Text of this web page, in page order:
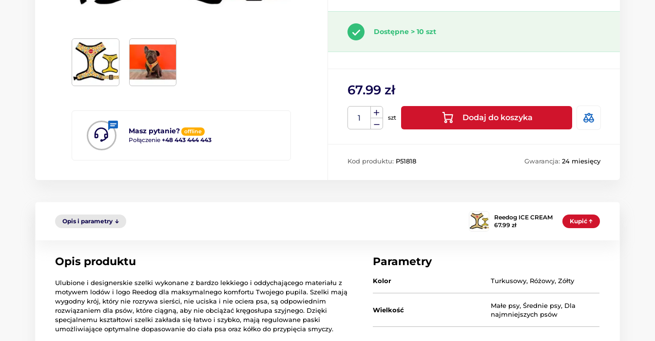
Masz pytanie? offline
Połączenie +48 443 444 443
Dostępne > 10 szt
67.99 zł
szt Dodaj do koszyka
Kod produktu: P51818 Gwarancja: 24 miesięcy
Opis i parametry
Reedog ICE CREAM
67.99 zł
Kupić
Opis produktu
Ulubione i designerskie szelki wykonane z bardzo lekkiego i oddychającego materiału z
motywem lodów i logo Reedog dla maksymalnego komfortu Twojego pupila. Szelki mają
wygodny krój, który nie rozrywa sierści, nie uciska i nie ociera psa, są odpowiednim
rozwiązaniem dla psów, które ciągną, aby nie obciążać kręgosłupa szyjnego. Dzięki
specjalnemu kształtowi szelki zakłada się łatwo i szybko, mają regulowane paski
umożliwiające optymalne dopasowanie do ciała psa oraz kółko do przypięcia smyczy.
Parametry
Kolor Turkusowy, Różowy,Zółty
Wielkość
Małe psy,Średnie psy, Dla
najmniejszych psów